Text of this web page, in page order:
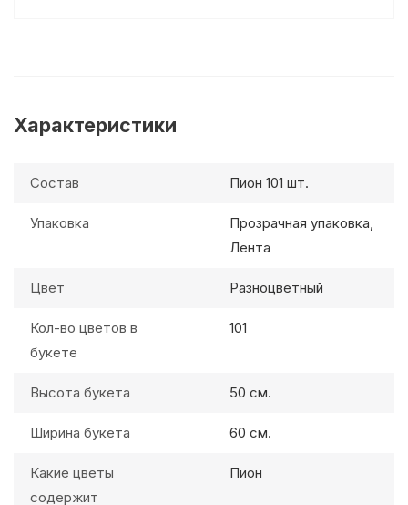
Характеристики
Состав Пион 101 шт.
Упаковка
Прозрачная упаковка,
Лента
Цвет Разноцветный
Кол-во цветов в
букете
101
Высота букета 50 см.
Ширина букета 60 см.
Какие цветы
содержит
Пион